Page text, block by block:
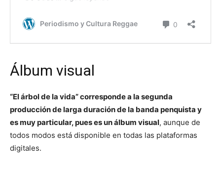
Álbum visual
“El árbol de la vida” corresponde a la segunda
producción de larga duración de la banda penquista y
es muy particular, pues es un álbum visual, aunque de
todos modos está disponible en todas las plataformas
digitales.